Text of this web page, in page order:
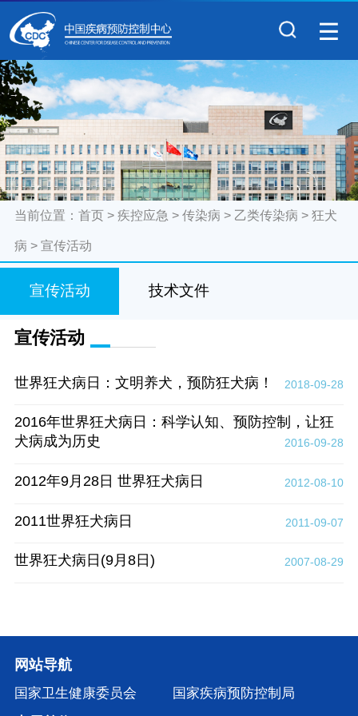
当前位置： 首页> 疾控应急 > 传染病 > 乙类传染病 > 狂犬
病 > 宣传活动
宣传活动 技术文件
宣传活动
世界狂犬病日：文明养犬，预防狂犬病！ 2018-09-28
2016年世界狂犬病日：科学认知、预防控制，让狂
犬病成为历史
2016-09-28
2012年9月28日 世界狂犬病日 2012-08-10
2011世界狂犬病日 2011-09-07
世界狂犬病日(9月8日) 2007-08-29
网站导航
国家卫生健康委员会 国家疾病预防控制局